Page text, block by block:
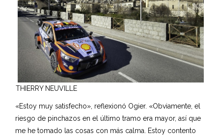
THIERRY NEUVILLE
«Estoy muy satisfecho», reflexionó Ogier. «Obviamente, el
riesgo de pinchazos en el último tramo era mayor, así que
me he tomado las cosas con más calma. Estoy contento